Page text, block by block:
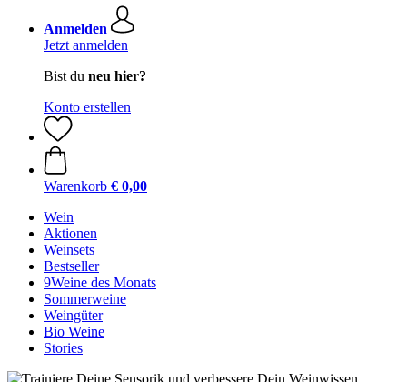
Anmelden
Jetzt anmelden
Bist du neu hier?
Konto erstellen
Warenkorb € 0,00
Wein
Aktionen
Weinsets
Bestseller
9Weine des Monats
Sommerweine
Weingüter
Bio Weine
Stories